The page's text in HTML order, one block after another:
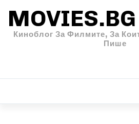
MOVIES.BG
Киноблог За Филмите, За
Пише